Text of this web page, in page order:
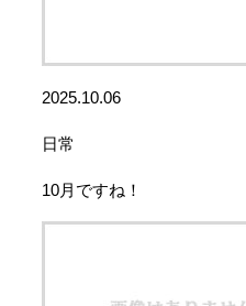
2025.10.06
日常
10月ですね！